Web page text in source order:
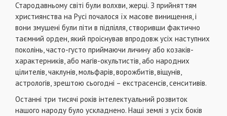
Стародавньому світі були волхви, жерці. З прийняттям
християнства на Русі почалося їх масове винищення, і
вони змушені були піти в підпілля, створивши фактично
таємний орден, який проіснував впродовж усіх наступних
поколінь, часто-густо приймаючи личину або козаків-
характерників, або магів-окультистів, або народних
цілителів, чаклунів, мольфарів, ворожбитів, віщунів,
астрологів, зрештою сьогодні – екстрасенсів, сенситивів.
Останні три тисячі років інтелектуальний розвиток
нашого народу було ускладнено. Наші землі з усіх боків